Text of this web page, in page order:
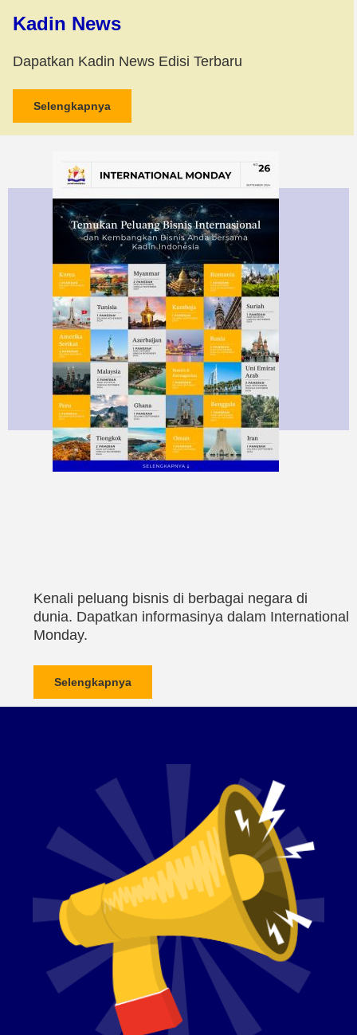
Kadin News
Dapatkan Kadin News Edisi Terbaru
Selengkapnya
Kenali peluang bisnis di berbagai negara di
dunia. Dapatkan informasinya dalam International
Monday.
Selengkapnya